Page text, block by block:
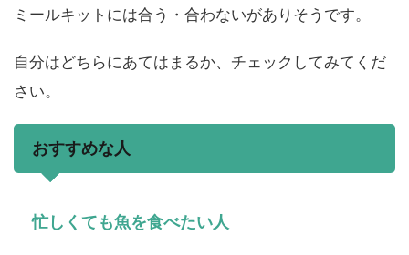
ミールキットには合う・合わないがありそうです。
自分はどちらにあてはまるか、チェックしてみてくだ
さい。
おすすめな人
忙しくても魚を食べたい人